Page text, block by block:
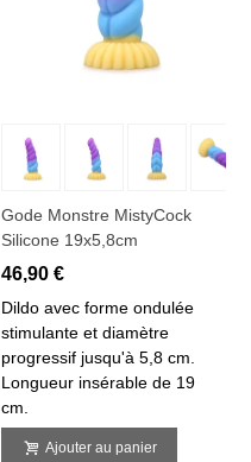
Gode Monstre MistyCock
Silicone 19x5,8cm
46,90 €
Dildo avec forme ondulée
stimulante et diamètre
progressif jusqu'à 5,8 cm.
Longueur insérable de 19
cm.
Ajouter au panier